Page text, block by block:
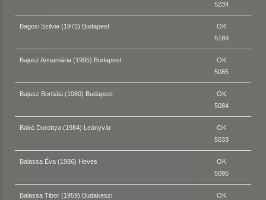
5234
Bagosi Szilvia (1972) Budapest
OK
5189
Bajusz Annamária (1995) Budapest
OK
5085
Bajusz Borbála (1980) Budapest
OK
5084
Bakó Dorottya (1984) Leányvár
OK
5033
Balassa Éva (1986) Heves
OK
5095
Balassa Tibor (1959) Budakeszi
OK